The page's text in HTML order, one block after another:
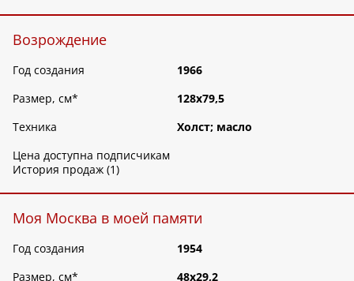
Возрождение
Год создания
1966
Размер, см*
128х79,5
Техника
Холст; масло
Цена доступна подписчикам
История продаж (1)
Моя Москва в моей памяти
Год создания
1954
Размер, см* 48х29,2